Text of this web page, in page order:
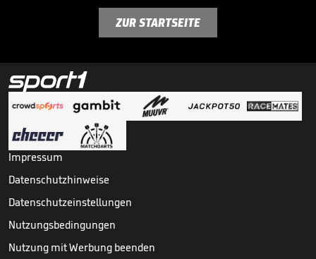
ZUR STARTSEITE
Impressum
Datenschutzhinweise
Datenschutzeinstellungen
Nutzungsbedingungen
Nutzung mit Werbung beenden